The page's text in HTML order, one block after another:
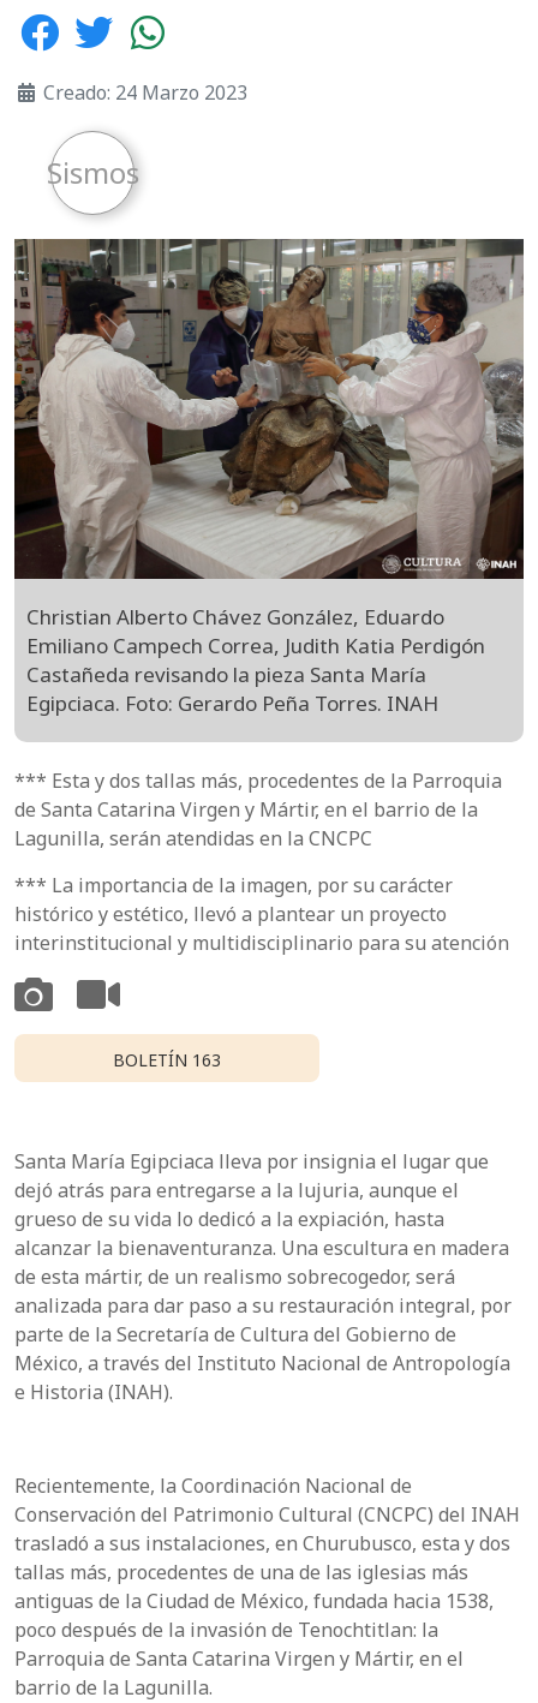
Creado: 24 Marzo 2023
Sismos
Christian Alberto Chávez González, Eduardo
Emiliano Campech Correa, Judith Katia Perdigón
Castañeda revisando la pieza Santa María
Egipciaca. Foto: Gerardo Peña Torres. INAH
*** Esta y dos tallas más, procedentes de la Parroquia
de Santa Catarina Virgen y Mártir, en el barrio de la
Lagunilla, serán atendidas en la CNCPC
*** La importancia de la imagen, por su carácter
histórico y estético, llevó a plantear un proyecto
interinstitucional y multidisciplinario para su atención
BOLETÍN 163
Santa María Egipciaca lleva por insignia el lugar que
dejó atrás para entregarse a la lujuria, aunque el
grueso de su vida lo dedicó a la expiación, hasta
alcanzar la bienaventuranza. Una escultura en madera
de esta mártir, de un realismo sobrecogedor, será
analizada para dar paso a su restauración integral, por
parte de la Secretaría de Cultura del Gobierno de
México, a través del Instituto Nacional de Antropología
e Historia (INAH).
Recientemente, la Coordinación Nacional de
Conservación del Patrimonio Cultural (CNCPC) del INAH
trasladó a sus instalaciones, en Churubusco, esta y dos
tallas más, procedentes de una de las iglesias más
antiguas de la Ciudad de México, fundada hacia 1538,
poco después de la invasión de Tenochtitlan: la
Parroquia de Santa Catarina Virgen y Mártir, en el
barrio de la Lagunilla.